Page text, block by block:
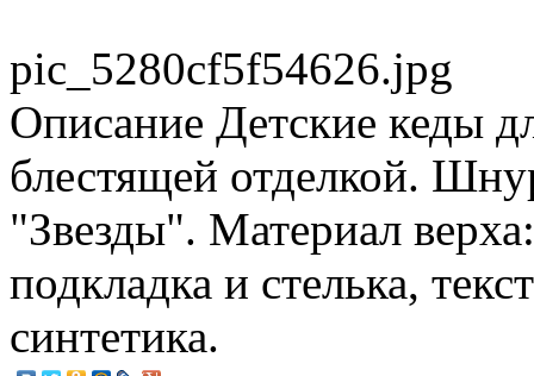
pic_5280cf5f54626.jpg
Описание Детские кеды
блестящей отделкой.
"Звезды". Материал
подкладка и стелька,
синтетика.